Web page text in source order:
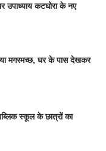
उपाध्याय कटघोरा के नए
मगरमच्छ, घर के पास देखकर
स्कूल के छात्रों का